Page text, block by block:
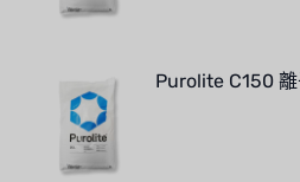
Purolite C150